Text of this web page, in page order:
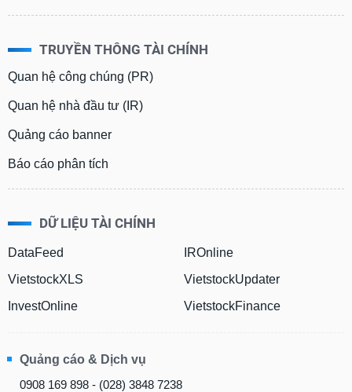
TRUYỀN THÔNG TÀI CHÍNH
Quan hệ công chúng (PR)
Quan hệ nhà đầu tư (IR)
Quảng cáo banner
Báo cáo phân tích
DỮ LIỆU TÀI CHÍNH
DataFeed
VietstockXLS
InvestOnline
IROnline
VietstockUpdater
VietstockFinance
Quảng cáo & Dịch vụ
0908 169 898 - (028) 3848 7238